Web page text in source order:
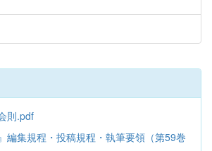
則.pdf
編集規程・投稿規程・執筆要領（第59巻